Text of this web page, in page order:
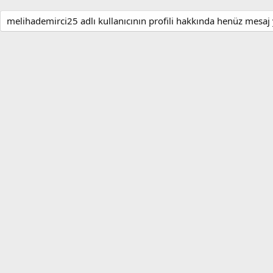
melihademirci25 adlı kullanıcının profili hakkında henüz